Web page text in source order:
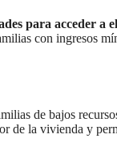
para acceder a
con ingresos
de bajos
de la vivienda y